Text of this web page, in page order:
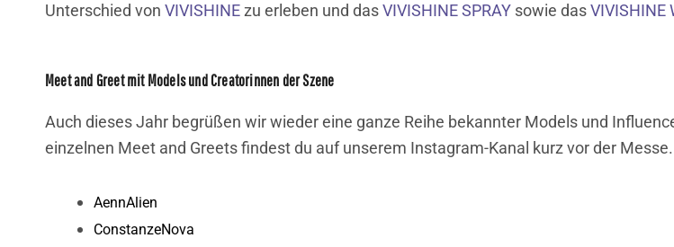
Unterschied von VIVISHINEzu erleben und dasVIVISHINE SPRAY sowie dasVIVISHINE
Meet and Greet mit Models und Creatorinnen der Szene
Auch dieses Jahr begrüßen wir wieder eine ganze Reihe bekannter Models und
einzelnen Meet and Greets findest du auf unserem Instagram-Kanal kurz vor der Messe.
AennAlien
ConstanzeNova